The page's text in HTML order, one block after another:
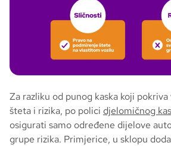
Za razliku od punog kaska koji
šteta i rizika, po polici djelomičnog
osigurati samo određene dijelove
grupe rizika. Primjerice, u sklopu